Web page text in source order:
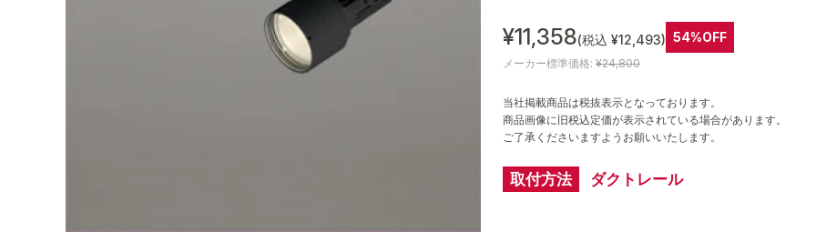
¥11,358(税込 ¥12,493) 54%OFF
メーカー標準価格: ¥24,800
当社掲載商品は税抜表示となっております。
商品画像に旧税込定価が表示されている場合があります。
ご了承くださいますようお願いいたします。
取付方法 ダクトレール